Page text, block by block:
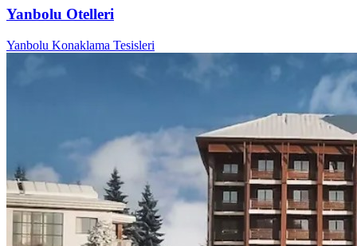
Yanbolu Otelleri
Yanbolu Konaklama Tesisleri